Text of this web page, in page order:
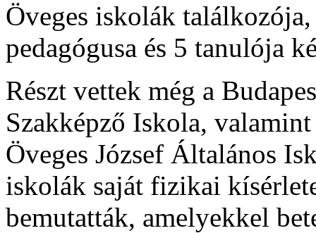
Öveges iskolák
pedagógusa és 5 tanulója
Részt vettek még a
Szakképző Iskola,
Öveges József Általános
iskolák saját fizikai
bemutatták, amelyekkel